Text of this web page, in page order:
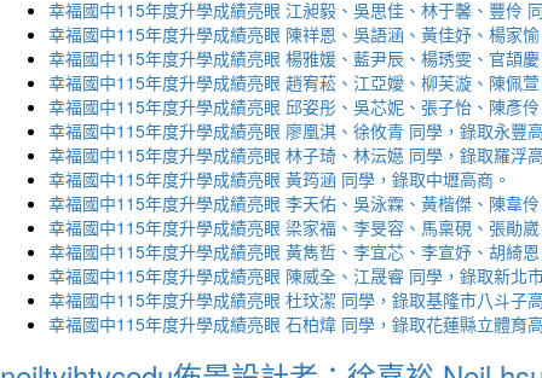
幸福國中115年度升學成績亮眼 江昶毅、吳思佳、林于馨、豐伶
幸福國中115年度升學成績亮眼 陳祥恩、吳語涵、黃佳妤、楊家
幸福國中115年度升學成績亮眼 楊雅媛、藍尹辰、楊琇雯、官頡
幸福國中115年度升學成績亮眼 趙宥菘、江亞嬡、柳芙漩、陳佩
幸福國中115年度升學成績亮眼 邱姿彤、吳芯妮、張子怡、陳彥
幸福國中115年度升學成績亮眼 廖凰淇、徐攸青 同學，錄取永豐
幸福國中115年度升學成績亮眼 林子琦、林沄嬨 同學，錄取羅浮
幸福國中115年度升學成績亮眼 黃筠涵 同學，錄取中壢高商。
幸福國中115年度升學成績亮眼 李天佑、吳泳霖、黃楷傑、陳韋
幸福國中115年度升學成績亮眼 梁家福、李旻容、馬稟硯、張勛
幸福國中115年度升學成績亮眼 黃雋哲、李宜芯、李宣妤、胡綺
幸福國中115年度升學成績亮眼 陳威全、江晟睿 同學，錄取新北
幸福國中115年度升學成績亮眼 杜玟潔 同學，錄取基隆市八斗子
幸福國中115年度升學成績亮眼 石柏煒 同學，錄取花蓮縣立體育